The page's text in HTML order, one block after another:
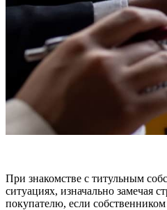
При знакомстве с титульным
ситуациях, изначально замечая
покупателю, если